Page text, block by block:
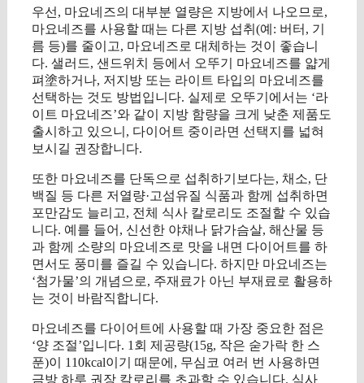
우선, 마요네즈의 대부분 열량은 지방에서 나오므로,
마요네즈를 사용할 때는 다른 지방 섭취(예: 버터, 기
름 등)를 줄이고, 마요네즈로 대체하는 것이 좋습니
다. 샐러드, 샌드위치 등에서 오뚜기 마요네즈를 얇게
펴塗하거나, 저지방 또는 라이트 타입의 마요네즈를
선택하는 것도 방법입니다. 실제로 오뚜기에서는 ‘라
이트 마요네즈’와 같이 지방 함량을 크게 낮춘 제품도
출시하고 있으니, 다이어트 중이라면 선택지를 넓혀
보시길 권장합니다.
또한 마요네즈를 단독으로 섭취하기보다는, 채소, 단
백질 등 다른 저열량·고섬유질 식품과 함께 섭취하면
포만감도 늘리고, 전체 식사 칼로리도 조절할 수 있습
니다. 예를 들어, 신선한 야채나 닭가슴살, 해산물 등
과 함께 소량의 마요네즈로 맛을 내면 다이어트를 하
면서도 풍미를 즐길 수 있습니다. 하지만 마요네즈는
‘첨가물’의 개념으로, 주재료가 아닌 부재료로 활용하
는 것이 바람직합니다.
마요네즈를 다이어트에 사용할 때 가장 중요한 점은
‘양 조절’입니다. 1회 제공량(15g, 작은 숟가락 한 스
푼)이 110kcal이기 때문에, 무심코 여러 번 사용하면
금방 하루 권장 칼로리를 초과할 수 있습니다. 식사